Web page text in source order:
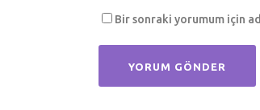
Bir sonraki yorumum için